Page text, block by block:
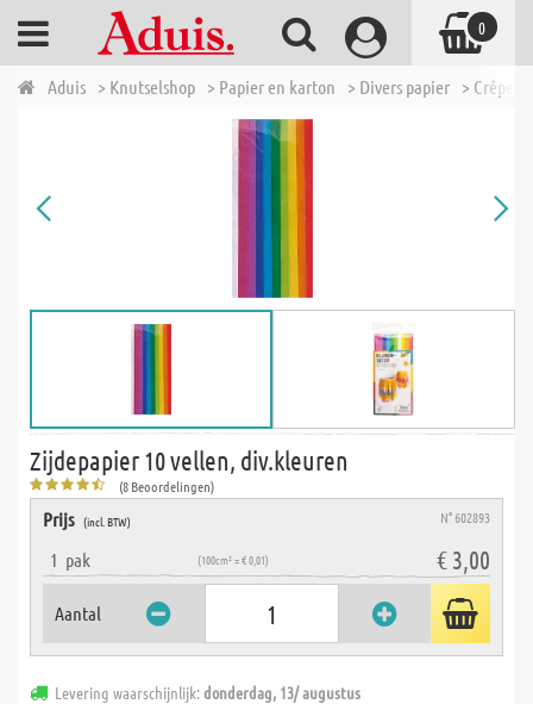
Aduis > Knutselshop > Papier en karton > Divers papier >
Zijdepapier 10 vellen, div.kleuren
(8 Beoordelingen)
Prijs (incl. BTW) N° 602893
1 pak (100cm² = € 0,01) € 3,00
Aantal
Levering waarschijnlijk:donderdag, 13/ augustus
0